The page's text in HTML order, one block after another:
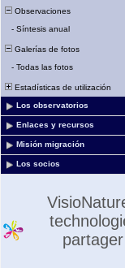
Observaciones
- Síntesis anual
Galerías de fotos
- Todas las fotos
Estadísticas de utilización
Los observatorios
Enlaces y recursos
Misión migración
Los socios